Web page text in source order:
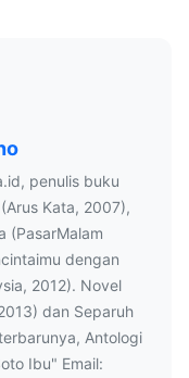
penulis buku
Kata, 2007),
(PasarMalam
dengan
2012). Novel
dan Separuh
Antologi
Ibu" Email: